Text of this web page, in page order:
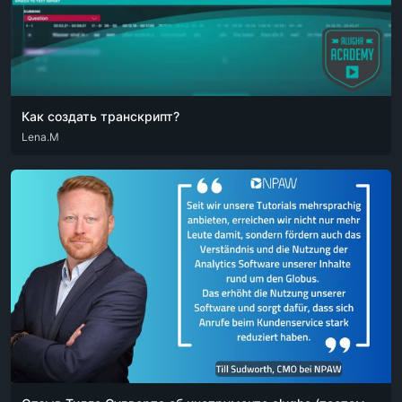
Как создать транскрипт?
DEU ENG
Lena.M